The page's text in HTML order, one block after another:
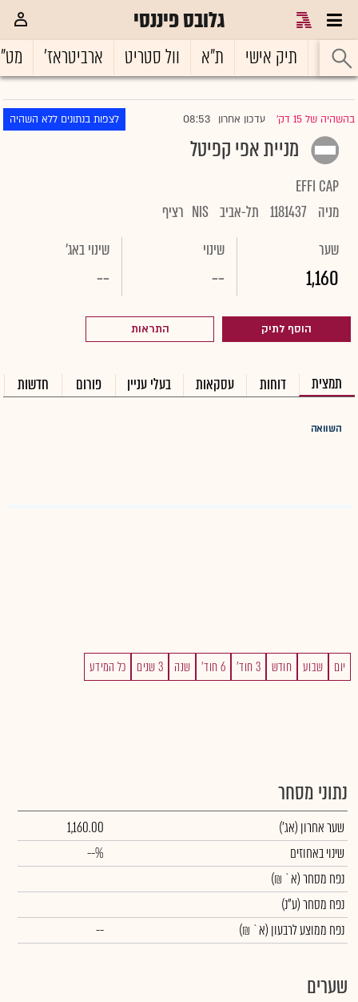
גלובס פיננסי
ראשי תיק אישי ת"א וול סטריט ארביטראז'
בהשהיה של 15 דק' |עדכון אחרון 08:53 לצפות בנתונים ללא השהיה
מניית אפי קפיטל
EFFI CAP
מניה 1181437 תל-אביב NIS רציף
שער
1,160
שינוי
--
שינוי באג'
--
הוסף לתיק התראות
תמצית דוחות עסקאות בעלי עניין פורום חדשות
השוואה
יום שבוע חודש 3 חוד' 6 חוד' שנה 3 שנים כל המידע
נתוני מסחר
שער אחרון (אג')
1,160.00
שינוי באחוזים
--%
נפח מסחר(א` ₪)
נפח מסחר(ע"נ)
נפח ממוצע לרבעון (א` ₪)
--
שערים